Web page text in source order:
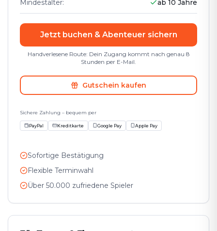
Mindestalter: ab 10 Jahre
Jetzt buchen & Abenteuer sichern
Handverlesene Route: Dein Zugang kommt nach genau 8
Stunden per E-Mail.
Gutschein kaufen
Sichere Zahlung – bequem per
PayPal Kreditkarte Google Pay Apple Pay
Sofortige Bestätigung
Flexible Terminwahl
Über 50.000 zufriedene Spieler